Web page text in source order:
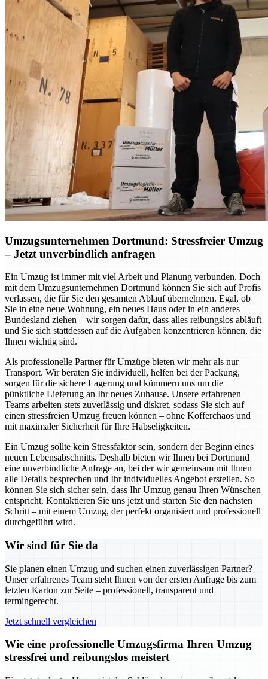
Umzugsunternehmen Dortmund: Stressfreier Umzug
– Jetzt unverbindlich anfragen
Ein Umzug ist immer mit viel Arbeit und Planung verbunden. Doch
mit dem Umzugsunternehmen Dortmund können Sie sich auf Profis
verlassen, die für Sie den gesamten Ablauf übernehmen. Egal, ob
Sie in eine neue Wohnung, ein neues Haus oder in ein anderes
Bundesland ziehen – wir sorgen dafür, dass alles reibungslos abläuft
und Sie sich stattdessen auf die Aufgaben konzentrieren können, die
Ihnen wichtig sind.
Als professionelle Partner für Umzüge bieten wir mehr als nur
Transport. Wir beraten Sie individuell, helfen bei der Packung,
sorgen für die sichere Lagerung und kümmern uns um die
pünktliche Lieferung an Ihr neues Zuhause. Unsere erfahrenen
Teams arbeiten stets zuverlässig und diskret, sodass Sie sich auf
einen stressfreien Umzug freuen können – ohne Kofferchaos und
mit maximaler Sicherheit für Ihre Habseligkeiten.
Ein Umzug sollte kein Stressfaktor sein, sondern der Beginn eines
neuen Lebensabschnitts. Deshalb bieten wir Ihnen bei Dortmund
eine unverbindliche Anfrage an, bei der wir gemeinsam mit Ihnen
alle Details besprechen und Ihr individuelles Angebot erstellen. So
können Sie sich sicher sein, dass Ihr Umzug genau Ihren Wünschen
entspricht. Kontaktieren Sie uns jetzt und starten Sie den nächsten
Schritt – mit einem Umzug, der perfekt organisiert und professionell
durchgeführt wird.
Wir sind für Sie da
Sie planen einen Umzug und suchen einen zuverlässigen Partner?
Unser erfahrenes Team steht Ihnen von der ersten Anfrage bis zum
letzten Karton zur Seite – professionell, transparent und
termingerecht.
Jetzt schnell vergleichen
Wie eine professionelle Umzugsfirma Ihren Umzug
stressfrei und reibungslos meistert